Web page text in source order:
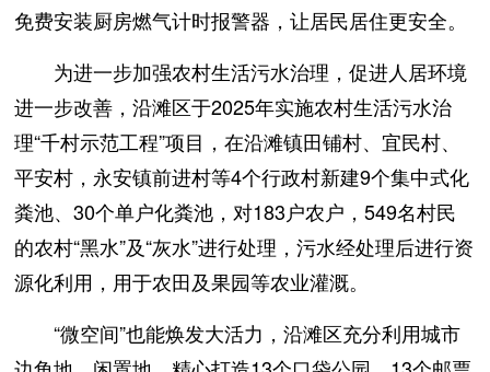
免费安装厨房燃气计时报警器，让居民居住更安全。
为进一步加强农村生活污水治理，促进人居环境
进一步改善，沿滩区于2025年实施农村生活污水治
理“千村示范工程”项目，在沿滩镇田铺村、宜民村、
平安村，永安镇前进村等4个行政村新建9个集中式化
粪池、30个单户化粪池，对183户农户，549名村民
的农村“黑水”及“灰水”进行处理，污水经处理后进行资
源化利用，用于农田及果园等农业灌溉。
“微空间”也能焕发大活力，沿滩区充分利用城市